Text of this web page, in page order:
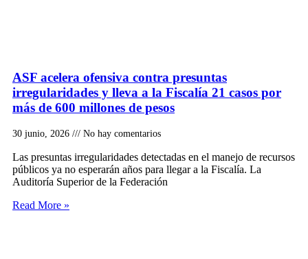
ASF acelera ofensiva contra presuntas
irregularidades y lleva a la Fiscalía 21 casos por
más de 600 millones de pesos
30 junio, 2026 No hay comentarios
Las presuntas irregularidades detectadas en el manejo de recursos
públicos ya no esperarán años para llegar a la Fiscalía. La
Auditoría Superior de la Federación
Read More »